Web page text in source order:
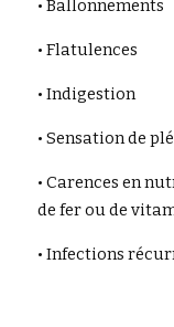
• Ballonnements
• Flatulences
• Indigestion
• Sensation de
• Carences en
de fer ou de
• Infections